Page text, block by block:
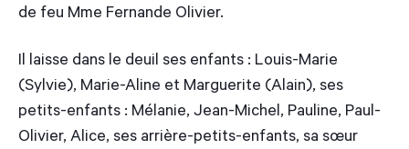
de feu Mme Fernande Olivier.
Il laisse dans le deuil ses enfants : Louis-Marie
(Sylvie), Marie-Aline et Marguerite (Alain), ses
petits-enfants : Mélanie, Jean-Michel, Pauline, Paul-
Olivier, Alice, ses arrière-petits-enfants, sa sœur